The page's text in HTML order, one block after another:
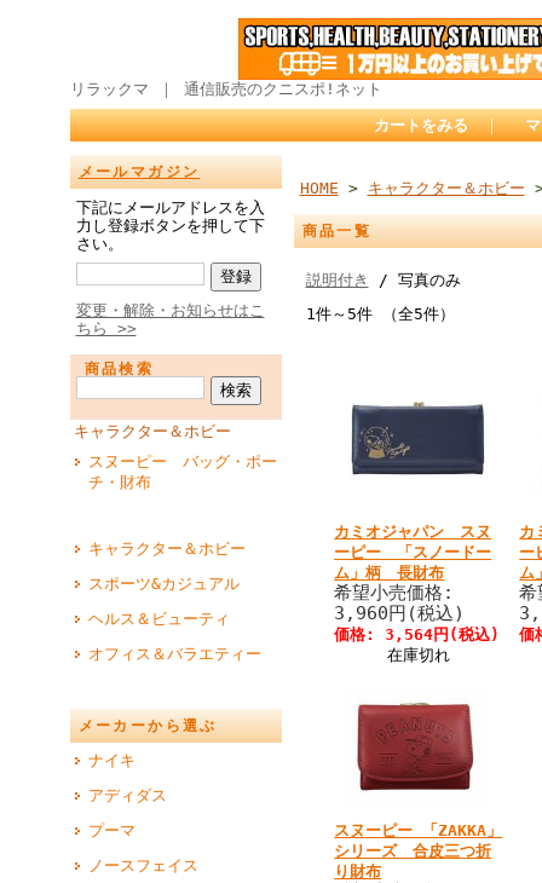
リラックマ ｜ 通信販売のクニスポ!ネット
カートをみる ｜
メールマガジン
下記にメールアドレスを入
力し登録ボタンを押して下
さい。
変更・解除・お知らせはこ
ちら >>
商品検索
キャラクター＆ホビー
スヌーピー バッグ・ポー
チ・財布
キャラクター＆ホビー
スポーツ&カジュアル
ヘルス＆ビューティ
オフィス＆バラエティー
メーカーから選ぶ
ナイキ
アディダス
プーマ
ノースフェイス
HOME > キャラクター＆ホビー
商品一覧
説明付き
/ 写真のみ
1件～5件 （全5件）
カミオジャパン スヌ
ーピー 「スノードー
ム」柄 長財布
希望小売価格:
3,960円(税込)
価格: 3,564円(税込)
在庫切れ
カ
ー
ム
価
スヌーピー 「ZAKKA」
シリーズ 合皮三つ折
り財布